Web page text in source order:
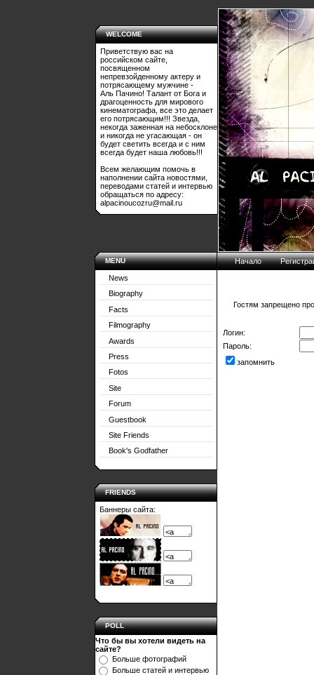
WELCOME
Приветствую вас на
российском сайте,
посвященном
непревзойденному актеру и
потрясающему мужчине -
Аль Пачино! Талант от Бога и
драгоценность для мирового
кинематографа, все это делает
его потрясающим!!! Звезда,
некогда заженная на небосклоне
и никогда не угасающая - он
будет светить всегда и с ним
всегда будет наша любовь!!!
Всем желающим помочь в
наполнении сайта новостями,
переводами статей и интервью
обращаться по адресу:
alpacinoucozru@mail.ru
MENU
News
Biography
Facts
Filmography
Awards
Press
Fotos
Site
Forum
Guestbook
Site Friends
Book's Godfather
FRIENDS
Баннеры сайта:
POLL
Что бы вы хотели видеть на
сайте?
Больше фотографий
Больше статей и интервью
Начало
Гостям запрещено
Логин:
Пароль:
запомнить